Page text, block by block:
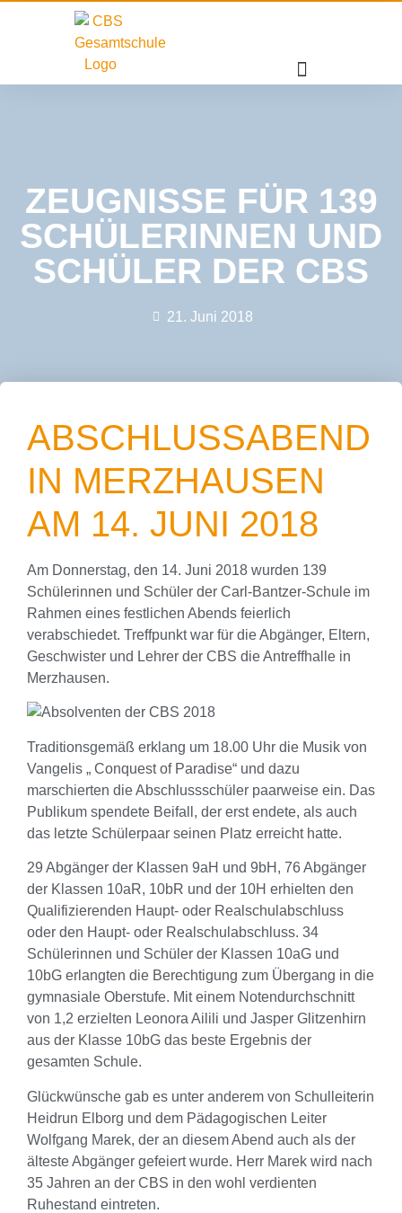
ZEUGNISSE FÜR 139
SCHÜLERINNEN UND
SCHÜLER DER CBS
21. Juni 2018
ABSCHLUSSABEND
IN MERZHAUSEN
AM 14. JUNI 2018
Am Donnerstag, den 14. Juni 2018 wurden 139
Schülerinnen und Schüler der Carl-Bantzer-Schule im
Rahmen eines festlichen Abends feierlich
verabschiedet. Treffpunkt war für die Abgänger, Eltern,
Geschwister und Lehrer der CBS die Antreffhalle in
Merzhausen.
Traditionsgemäß erklang um 18.00 Uhr die Musik von
Vangelis „ Conquest of Paradise“ und dazu
marschierten die Abschlussschüler paarweise ein. Das
Publikum spendete Beifall, der erst endete, als auch
das letzte Schülerpaar seinen Platz erreicht hatte.
29 Abgänger der Klassen 9aH und 9bH, 76 Abgänger
der Klassen 10aR, 10bR und der 10H erhielten den
Qualifizierenden Haupt- oder Realschulabschluss
oder den Haupt- oder Realschulabschluss. 34
Schülerinnen und Schüler der Klassen 10aG und
10bG erlangten die Berechtigung zum Übergang in die
gymnasiale Oberstufe. Mit einem Notendurchschnitt
von 1,2 erzielten Leonora Ailili und Jasper Glitzenhirn
aus der Klasse 10bG das beste Ergebnis der
gesamten Schule.
Glückwünsche gab es unter anderem von Schulleiterin
Heidrun Elborg und dem Pädagogischen Leiter
Wolfgang Marek, der an diesem Abend auch als der
älteste Abgänger gefeiert wurde. Herr Marek wird nach
35 Jahren an der CBS in den wohl verdienten
Ruhestand eintreten.